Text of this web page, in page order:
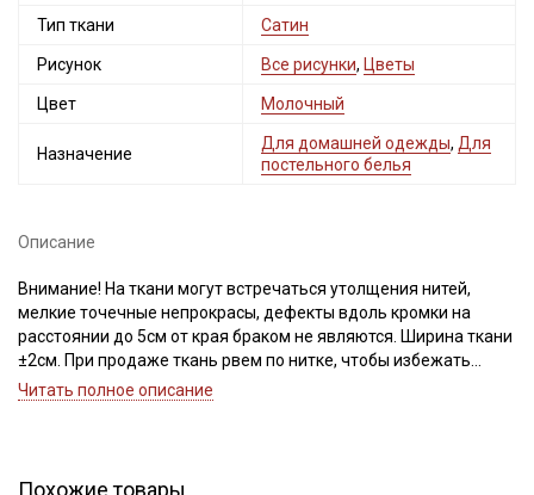
Тип ткани Сатин
Рисунок Все рисунки, Цветы
Цвет Молочный
Назначение
Для домашней одежды, Для
постельного белья
Описание
Внимание! На ткани могут встречаться утолщения нитей,
мелкие точечные непрокрасы, дефекты вдоль кромки на
расстоянии до 5см от края браком не являются. Ширина ткани
±2см. При продаже ткань рвем по нитке, чтобы избежать
перекоса ткани при дальнейшей обработке. Важно, при
заказе.
Читать полное описание
Похожие товары